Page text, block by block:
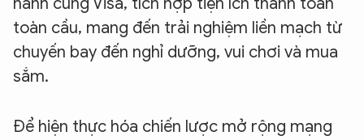
toàn cầu, mang đến trải nghiệm liền mạch từ
chuyến bay đến nghỉ dưỡng, vui chơi và mua
sắm.
Để hiện thực hóa chiến lược mở rộng mạng